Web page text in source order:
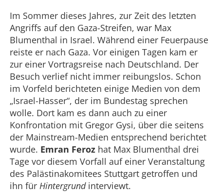
Im Sommer dieses Jahres, zur Zeit des letzten
Angriffs auf den Gaza-Streifen, war Max
Blumenthal in Israel. Während einer Feuerpause
reiste er nach Gaza. Vor einigen Tagen kam er
zur einer Vortragsreise nach Deutschland. Der
Besuch verlief nicht immer reibungslos. Schon
im Vorfeld berichteten einige Medien von dem
„Israel-Hasser“, der im Bundestag sprechen
wolle. Dort kam es dann auch zu einer
Konfrontation mit Gregor Gysi, über die seitens
der Mainstream-Medien entsprechend berichtet
wurde. Emran Feroz hat Max Blumenthal drei
Tage vor diesem Vorfall auf einer Veranstaltung
des Palästinakomitees Stuttgart getroffen und
ihn für Hintergrundinterviewt.